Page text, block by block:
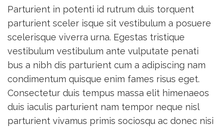
Parturient in potenti id rutrum duis torquent
parturient sceler isque sit vestibulum a posuere
scelerisque viverra urna. Egestas tristique
vestibulum vestibulum ante vulputate penati
bus a nibh dis parturient cum a adipiscing nam
condimentum quisque enim fames risus eget.
Consectetur duis tempus massa elit himenaeos
duis iaculis parturient nam tempor neque nisl
parturient vivamus primis sociosqu ac donec nisi